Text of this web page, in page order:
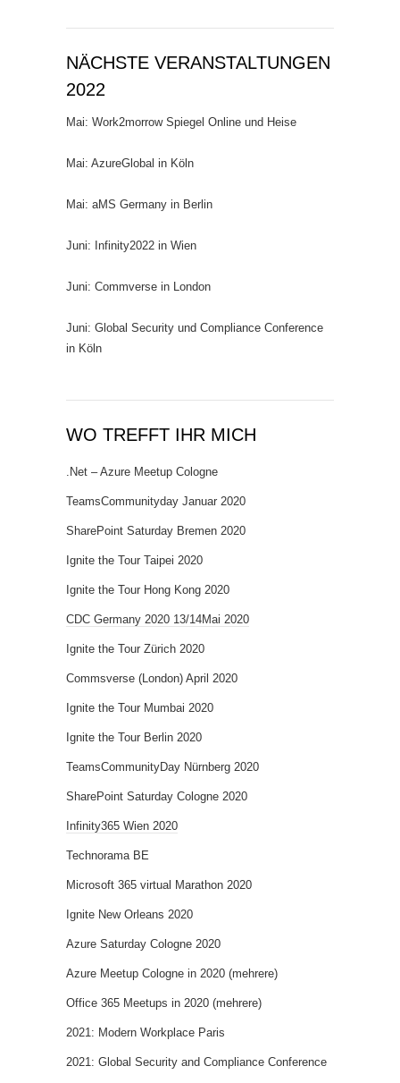
NÄCHSTE VERANSTALTUNGEN
2022
Mai: Work2morrow Spiegel Online und Heise
Mai: AzureGlobal in Köln
Mai: aMS Germany in Berlin
Juni: Infinity2022 in Wien
Juni: Commverse in London
Juni: Global Security und Compliance Conference
in Köln
WO TREFFT IHR MICH
.Net – Azure Meetup Cologne
TeamsCommunityday Januar 2020
SharePoint Saturday Bremen 2020
Ignite the Tour Taipei 2020
Ignite the Tour Hong Kong 2020
CDC Germany 2020 13/14Mai 2020
Ignite the Tour Zürich 2020
Commsverse (London) April 2020
Ignite the Tour Mumbai 2020
Ignite the Tour Berlin 2020
TeamsCommunityDay Nürnberg 2020
SharePoint Saturday Cologne 2020
Infinity365 Wien 2020
Technorama BE
Microsoft 365 virtual Marathon 2020
Ignite New Orleans 2020
Azure Saturday Cologne 2020
Azure Meetup Cologne in 2020 (mehrere)
Office 365 Meetups in 2020 (mehrere)
2021: Modern Workplace Paris
2021: Global Security and Compliance Conference